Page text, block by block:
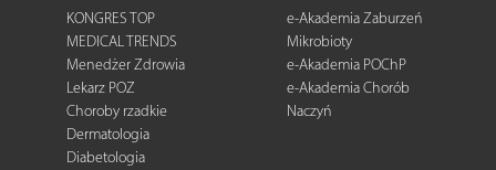
KONGRES TOP
MEDICAL TRENDS
Menedżer Zdrowia
Lekarz POZ
Choroby rzadkie
Dermatologia
Diabetologia
e-Akademia Zaburzeń
Mikrobioty
e-Akademia POChP
e-Akademia Chorób
Naczyń